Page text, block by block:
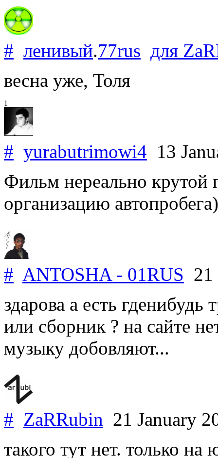
# ленивый.77rus для
весна уже, Толя
1
# yurabutrimowi4 13
Фильм нереально крутой
организацию автопробега)
# ANTOSHA - 01RUS
здарова а есть гденибудь
или сборник ? на сайте
музыку добовляют...
# ZaRRubin 21 January
такого тут нет. только